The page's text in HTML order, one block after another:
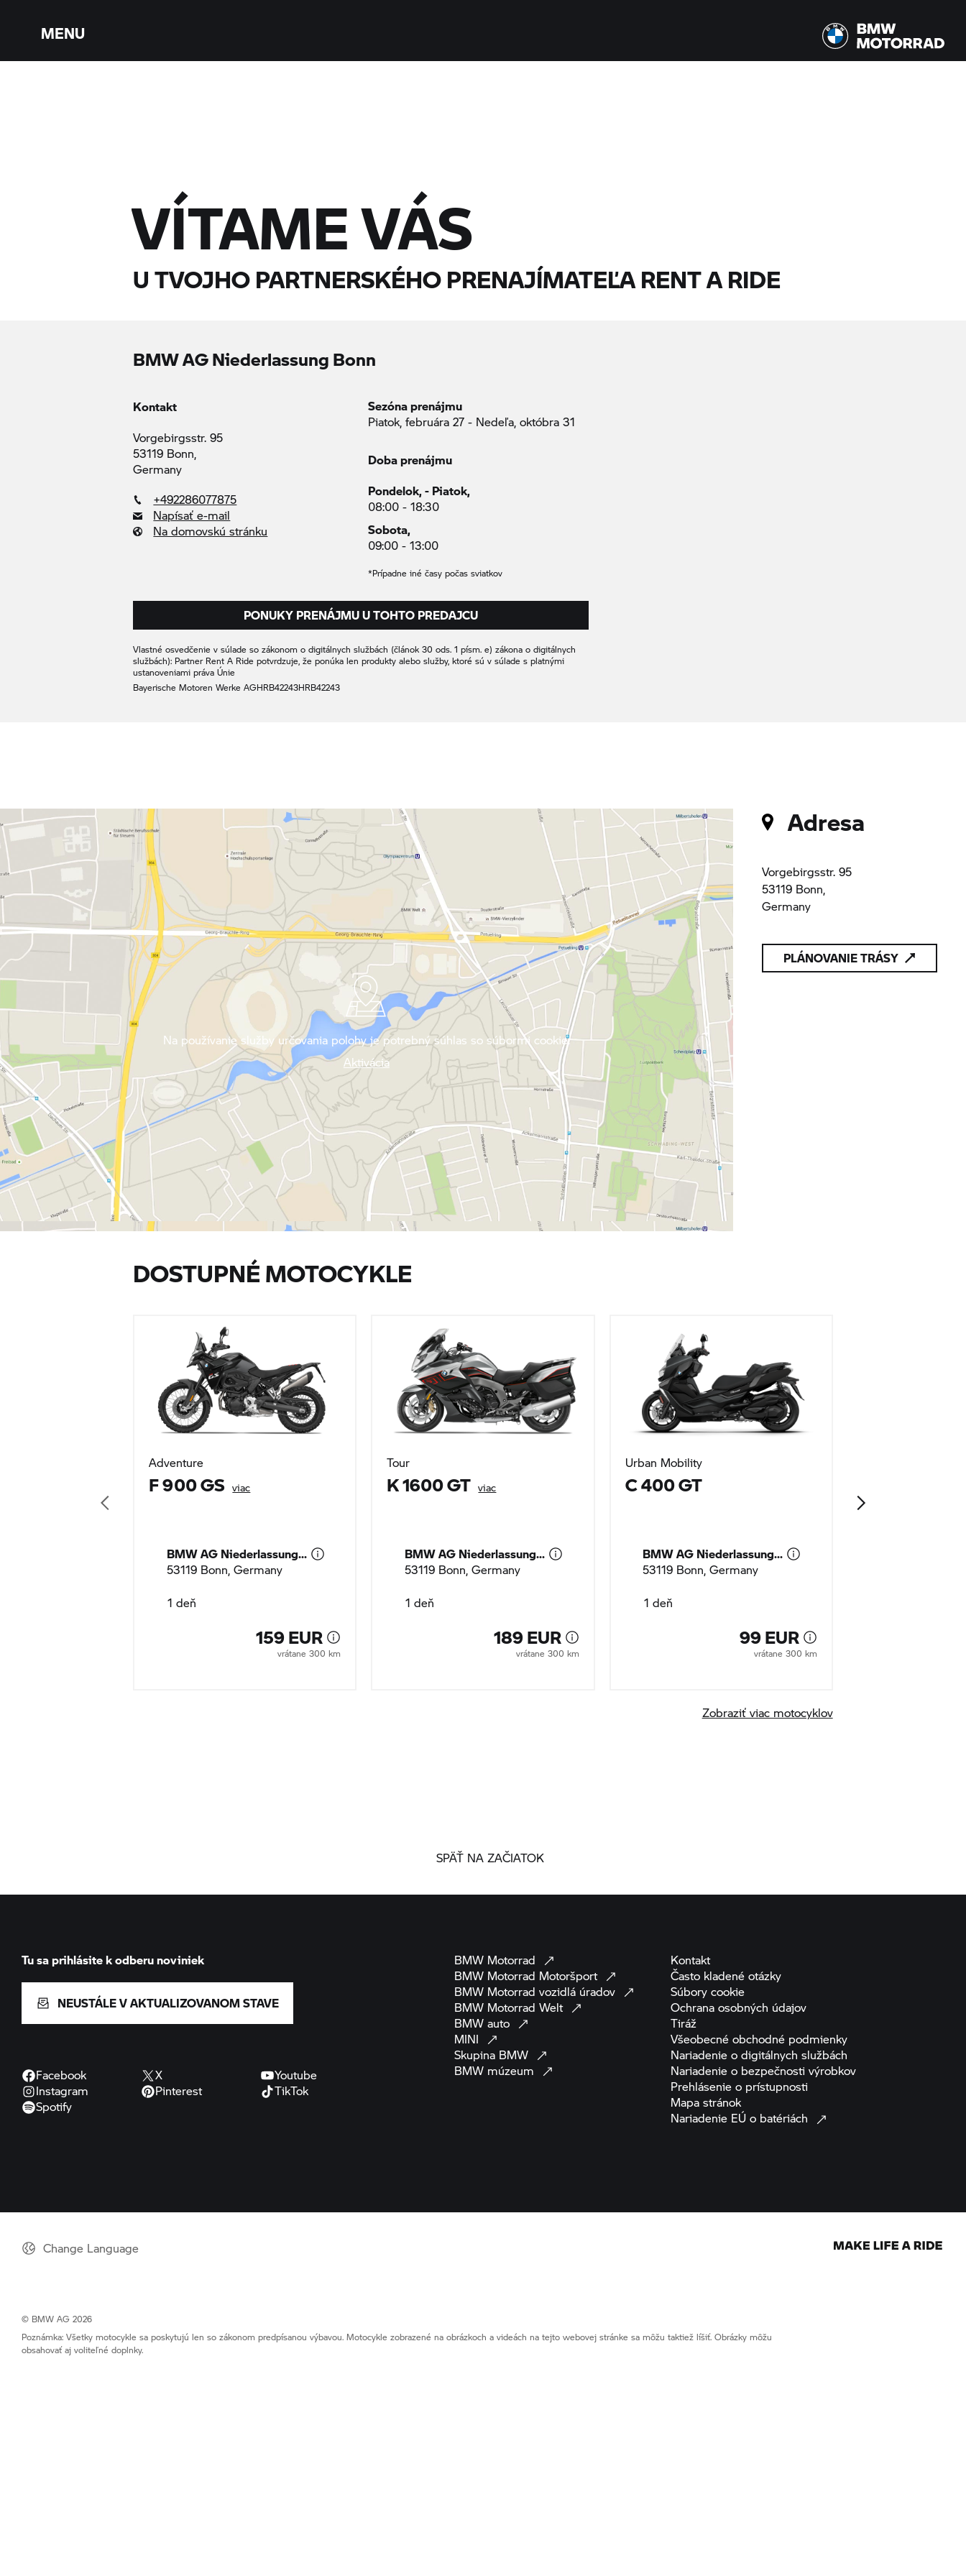
MENU
VÍTAME VÁS
U TVOJHO PARTNERSKÉHO PRENAJÍMATEĽARENT A RIDE
BMW AG Niederlassung Bonn
Kontakt
Vorgebirgsstr. 95
53119 Bonn,
Germany
+492286077875
Napísať e-mail
Na domovskú stránku
Sezóna prenájmu
Piatok, februára 27 - Nedeľa, októbra 31
Doba prenájmu
Pondelok, - Piatok,
08:00 - 18:30
Sobota,
09:00 - 13:00
*Prípadne iné časy počas sviatkov
PONUKY PRENÁJMU U TOHTO PREDAJCU
Vlastné osvedčenie v súlade so zákonom o digitálnych službách (článok 30 ods. 1 písm. e) zákona o digitálnych
službách): Partner Rent A Ride potvrdzuje, že ponúka len produkty alebo služby, ktoré sú v súlade s platnými
ustanoveniami práva Únie
Bayerische Motoren Werke AGHRB42243HRB42243
Adresa
Vorgebirgsstr. 95
53119 Bonn,
Germany
PLÁNOVANIE TRÁSY
Na používanie služby určovania polohy je potrebný súhlas so súbormi cookie.
Aktivácia
DOSTUPNÉ MOTOCYKLE
Adventure
F 900 GS viac
BMW AG Niederlassung...
53119 Bonn, Germany
1 deň
159 EUR
vrátane 300 km
Tour
K 1600 GT viac
BMW AG Niederlassung...
53119 Bonn, Germany
1 deň
189 EUR
vrátane 300 km
Urban Mobility
C 400 GT
BMW AG Niederlassung...
53119 Bonn, Germany
1 deň
99 EUR
vrátane 300 km
Zobraziť viac motocyklov
SPÄŤ NA ZAČIATOK
Tu sa prihlásite k odberu noviniek
NEUSTÁLE V AKTUALIZOVANOM STAVE
Facebook X
Youtube
Instagram
Pinterest
TikTok
Spotify
BMW Motorrad
BMW Motorrad Motoršport
BMW Motorrad vozidlá úradov
BMW Motorrad Welt
BMW auto
MINI
Skupina BMW
BMW múzeum
Kontakt
Často kladené otázky
Súbory cookie
Ochrana osobných údajov
Tiráž
Všeobecné obchodné podmienky
Nariadenie o digitálnych službách
Nariadenie o bezpečnosti výrobkov
Prehlásenie o prístupnosti
Mapa stránok
Nariadenie EÚ o batériách
Change Language
© BMW AG 2026
Poznámka: Všetky motocykle sa poskytujú len so zákonom predpísanou výbavou. Motocykle zobrazené na obrázkoch a videách na tejto webovej stránke sa môžu taktiež líšiť. Obrázky môžu
obsahovať aj voliteľné doplnky.